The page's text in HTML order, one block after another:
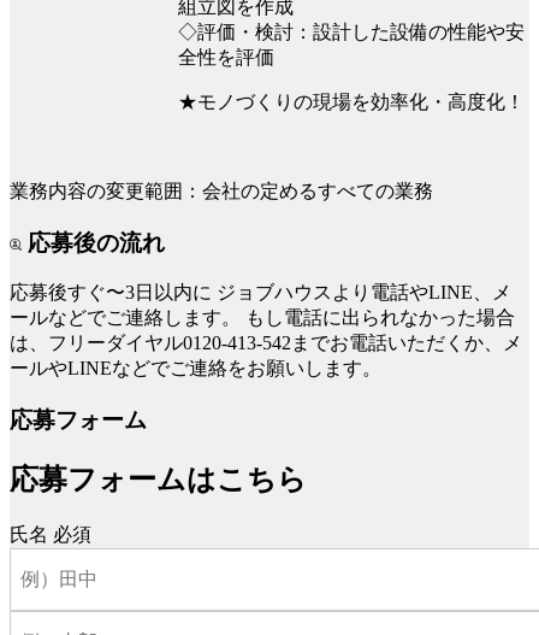
組立図を作成
◇評価・検討：設計した設備の性能や安
全性を評価
★モノづくりの現場を効率化・高度化！
業務内容の変更範囲：会社の定めるすべての業務
応募後の流れ
応募後すぐ〜3日以内に ジョブハウスより電話やLINE、メ
ールなどでご連絡します。
もし電話に出られなかった場合
は、フリーダイヤル0120-413-542までお電話いただくか、メ
ールやLINEなどでご連絡をお願いします。
応募フォーム
応募フォームはこちら
氏名 必須